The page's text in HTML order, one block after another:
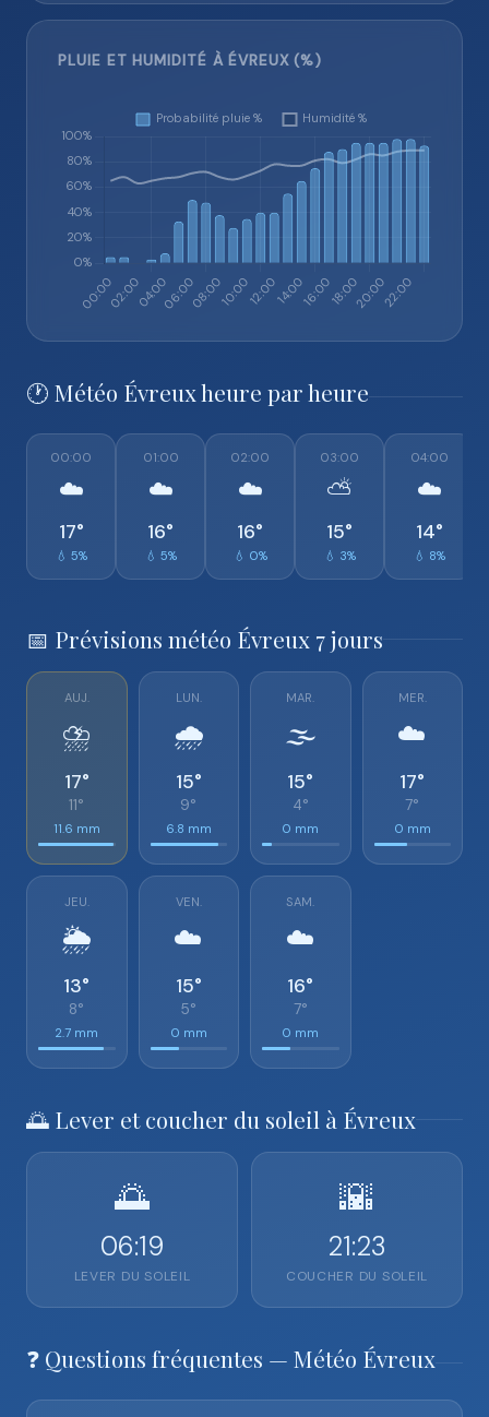
PLUIE ET HUMIDITÉ À ÉVREUX (%)
🕐 Météo Évreux heure par heure
00:00
☁️
17°
💧 5%
01:00
☁️
16°
💧 5%
02:00
☁️
16°
💧 0%
03:00
⛅
15°
💧 3%
04:00
☁️
14°
💧 8%
📅 Prévisions météo Évreux 7 jours
AUJ.
⛈️
17°
11°
11.6 mm
LUN.
🌧️
15°
9°
6.8 mm
MAR.
🌫️
15°
4°
0 mm
MER.
☁️
17°
7°
0 mm
JEU.
🌦️
13°
8°
2.7 mm
VEN.
☁️
15°
5°
0 mm
SAM.
☁️
16°
7°
0 mm
🌅 Lever et coucher du soleil à Évreux
🌅
06:19
LEVER DU SOLEIL
🌇
21:23
COUCHER DU SOLEIL
❓ Questions fréquentes — Météo Évreux